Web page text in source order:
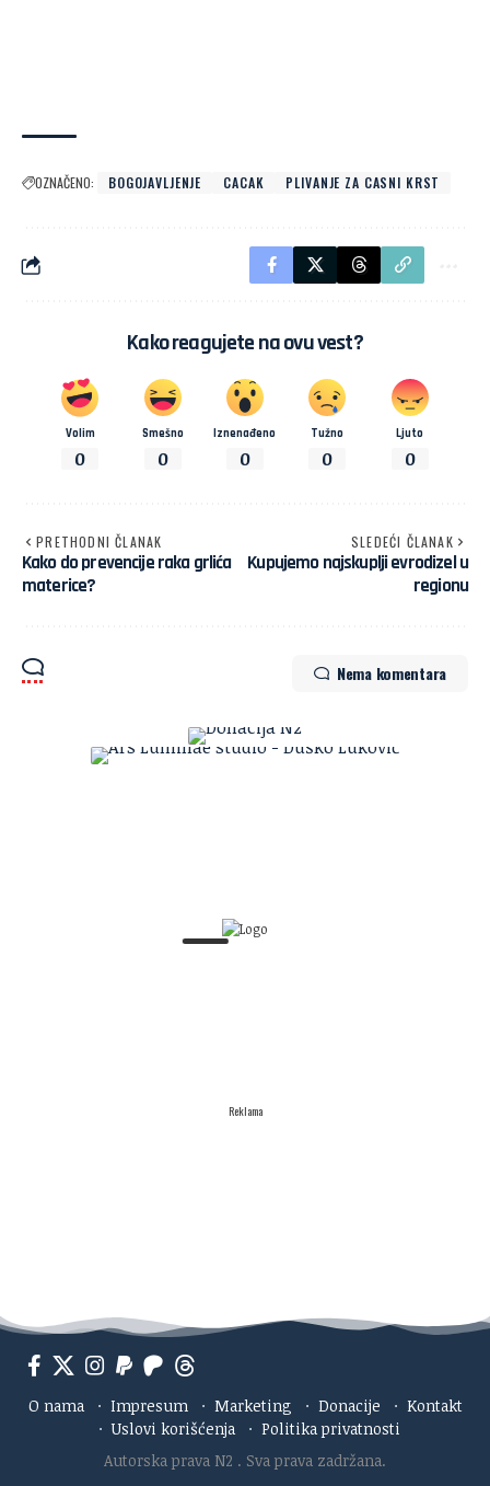
OZNAČENO: BOGOJAVLJENJE CACAK PLIVANJE ZA CASNI KRST
Kako reagujete na ovu vest?
Volim
0
Smešno
0
Iznenađeno
0
Tužno
0
Ljuto
0
PRETHODNI ČLANAK
Kako do prevencije raka grlića
materice?
SLEDEĆI ČLANAK
Kupujemo najskuplji evrodizel u
regionu
Nema komentara
Reklama
O nama · Impresum · Marketing · Donacije · Kontakt
· Uslovi korišćenja · Politika privatnosti
Autorska prava N2 . Sva prava zadržana.